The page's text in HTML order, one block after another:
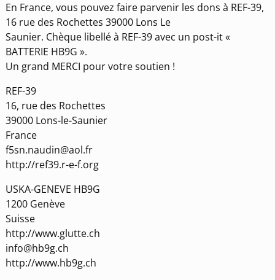
En France, vous pouvez faire parvenir les dons à REF-39,
16 rue des Rochettes 39000 Lons Le
Saunier. Chèque libellé à REF-39 avec un post-it «
BATTERIE HB9G ».
Un grand MERCI pour votre soutien !
REF-39
16, rue des Rochettes
39000 Lons-le-Saunier
France
f5sn.naudin@aol.fr
http://ref39.r-e-f.org
USKA-GENEVE HB9G
1200 Genève
Suisse
http://www.glutte.ch
info@hb9g.ch
http://www.hb9g.ch